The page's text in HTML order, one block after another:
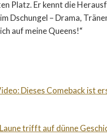
Platz. Er kennt die
Dschungel – Drama,
auf meine Queens!“
Dieses Comeback ist
trifft auf dünne